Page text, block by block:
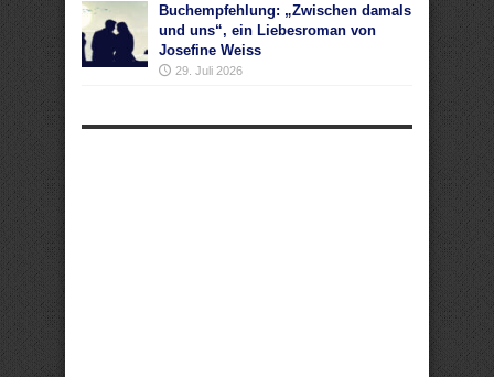
Buchempfehlung: „Zwischen damals
und uns“, ein Liebesroman von
Josefine Weiss
29. Juli 2026